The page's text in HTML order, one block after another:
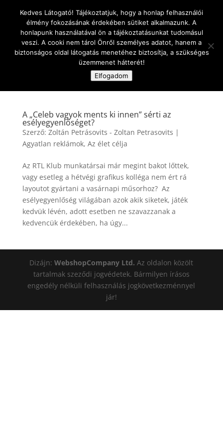
Oldal kiválasztása
A „Celeb vagyok ments ki innen” sérti az
esélyegyenlőséget?
Szerző: Zoltán Petrásovits - Zoltan Petrasovits |
Agyatlan reklámok, Az élet célja
Az RTL Klub munkatársai már megint bakot lőttek,
vagy esetleg a hétvégi grafikus kolléga nem ért rá
layoutot gyártani a vasárnapi műsorhoz? Az
esélyegyenlőség világában azok akik siketek, játék
kedvük lévén, adott esetben ne szavazzanak a
kedvencük érdekében, ha úgy...
Dizájn:WebshopCompany Ltd.Az oldalon közölt
tartalmak szeződi jogvédetek. Bármilyen írásos
engedély nélküli felhasználás jogkövetkezménnyel
jár!
Kedves Látogató! Tájékoztatjuk, hogy a honlap felhasználói
élmény fokozásának érdekében sütiket alkalmazunk. A
honlapunk használatával ön a tájékoztatásunkat tudomásul
veszi. A cooki nem tárol Önről személyes adatot, hanem a
biztonságos oldal látogatás menetéhez biztosítja, a szükséges
üzemmenet hátterét!
Elfogadom